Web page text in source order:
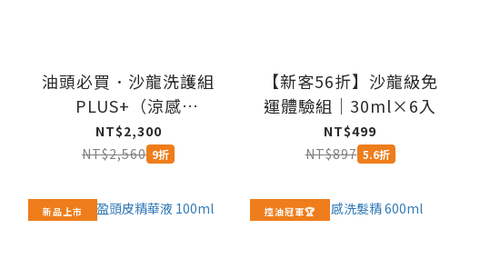
油頭必買．沙龍洗護組
PLUS+（涼感
600ml+輕潤600ml）
NT$2,300
NT$2,560 9折
【新客56折】沙龍級免
運體驗組｜30ml×6入
NT$499
NT$897 5.6折
新品上市 控油冠軍🏆